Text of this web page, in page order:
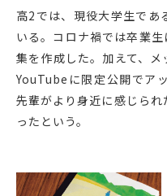
高2では、現役大学生であ
いる。コロナ禍では卒業
集を作成した。加えて、メ
YouTubeに限定公開でア
先輩がより身近に感じら
ったという。